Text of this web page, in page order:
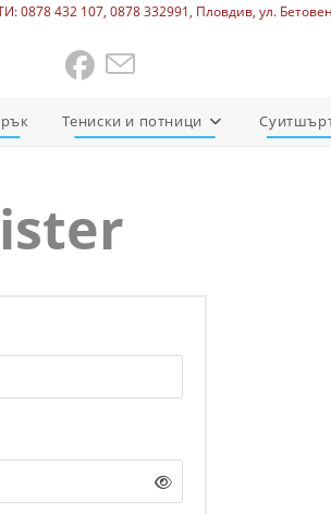
0878 432 107, 0878 332991, Пловдив, ул.
Тениски и потници